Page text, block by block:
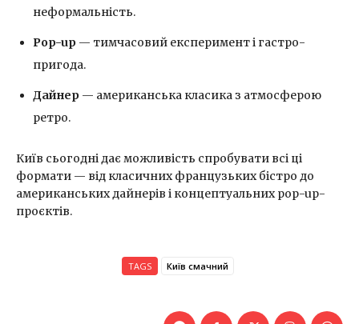
неформальність.
Pop-up — тимчасовий експеримент і гастро-
пригода.
Дайнер — американська класика з атмосферою
ретро.
Київ сьогодні дає можливість спробувати всі ці
формати — від класичних французьких бістро до
американських дайнерів і концептуальних pop-up-
проєктів.
TAGS Київ смачний